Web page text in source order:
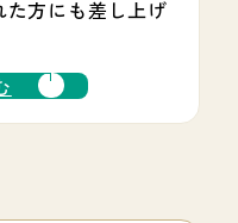
た方にも差し上げ